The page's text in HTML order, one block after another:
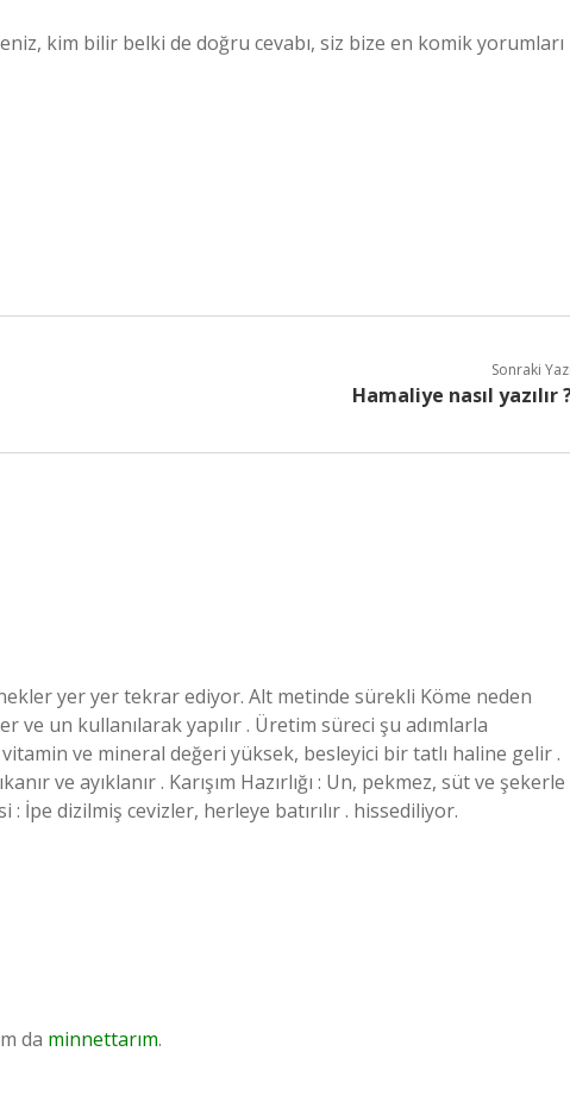
kim bilir belki de doğru cevabı, siz bize en komik yorumları
Sonraki
Hamaliye nasıl yazılır
yer yer tekrar ediyor. Alt metinde sürekli Köme neden
ve un kullanılarak yapılır . Üretim süreci şu adımlarla
ve mineral değeri yüksek, besleyici bir tatlı haline gelir .
ve ayıklanır . Karışım Hazırlığı : Un, pekmez, süt ve şekerle
: İpe dizilmiş cevizler, herleye batırılır . hissediliyor.
da minnettarım.